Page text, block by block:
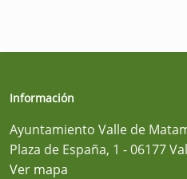
Información
Ayuntamiento Valle de
Plaza de España, 1 - 06177
Ver mapa